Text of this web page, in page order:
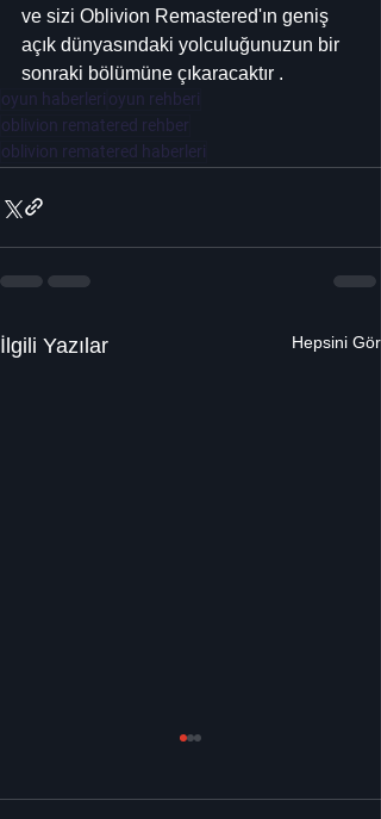
ve sizi Oblivion Remastered'ın geniş
açık dünyasındaki yolculuğunuzun bir
sonraki bölümüne çıkaracaktır .
oyun haberleri oyun rehberi
oblivion rematered rehber
oblivion rematered haberleri
İlgili Yazılar Hepsini Gör